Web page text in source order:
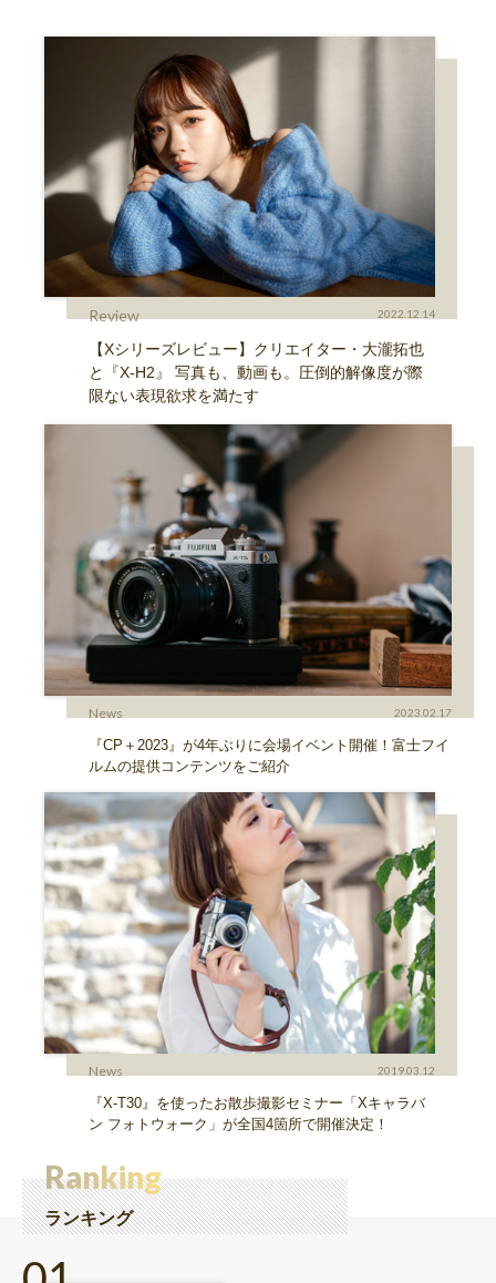
Review 2022.12.14
【Xシリーズレビュー】クリエイター・大瀧拓也
と『X-H2』 写真も、動画も。圧倒的解像度が際
限ない表現欲求を満たす
News 2023.02.17
『CP＋2023』が4年ぶりに会場イベント開催！富士フイ
ルムの提供コンテンツをご紹介
News 2019.03.12
『X-T30』を使ったお散歩撮影セミナー「Xキャラバ
ン フォトウォーク」が全国4箇所で開催決定！
Ranking
ランキング